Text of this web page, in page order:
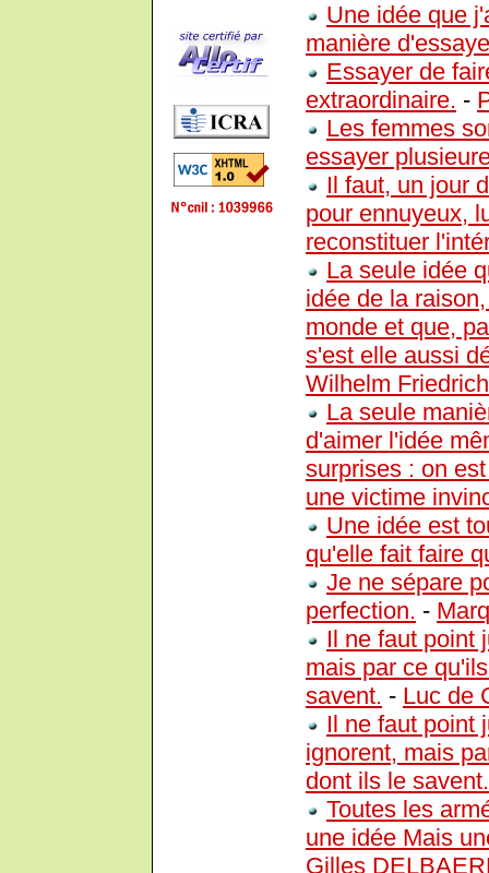
Une idée que
manière
Essayer de
extraordinaire. -
Les femmes
essayer
Il faut, un jour
pour ennuyeux,
reconstituer
La seule idée
idée de la
monde et que,
s'est elle aussi
Wilhelm
La seule
d'aimer l'idée
surprises : on
une victime
Une idée est
qu'elle fait faire
Je ne sépare
perfection. -
Il ne faut point
mais par ce
savent. - Luc de
Il ne faut point
ignorent, mais
dont ils le
Toutes les
une idée Mais
Gilles